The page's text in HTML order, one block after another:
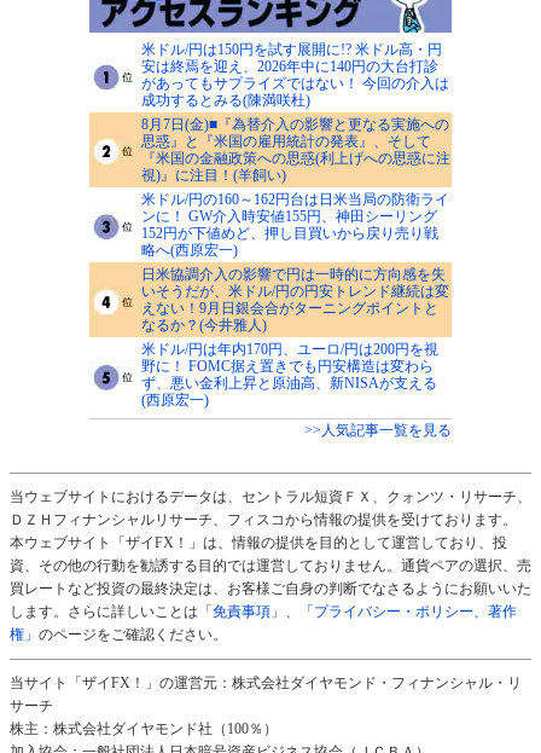
米ドル/円は150円を試す展開に!? 米ドル高・円
安は終焉を迎え、2026年中に140円の大台打診
があってもサプライズではない！ 今回の介入は
成功するとみる(陳満咲杜)
8月7日(金)■『為替介入の影響と更なる実施への
思惑』と『米国の雇用統計の発表』、そして
『米国の金融政策への思惑(利上げへの思惑に注
視)』に注目！(羊飼い)
米ドル/円の160～162円台は日米当局の防衛ライ
ンに！ GW介入時安値155円、神田シーリング
152円が下値めど、押し目買いから戻り売り戦
略へ(西原宏一)
日米協調介入の影響で円は一時的に方向感を失
いそうだが、米ドル/円の円安トレンド継続は変
えない！9月日銀会合がターニングポイントと
なるか？(今井雅人)
米ドル/円は年内170円、ユーロ/円は200円を視
野に！ FOMC据え置きでも円安構造は変わら
ず、悪い金利上昇と原油高、新NISAが支える
(西原宏一)
>>人気記事一覧を見る
当ウェブサイトにおけるデータは、セントラル短資ＦＸ、クォンツ・リサーチ、
ＤＺＨフィナンシャルリサーチ、フィスコから情報の提供を受けております。
本ウェブサイト「ザイFX！」は、情報の提供を目的として運営しており、投
資、その他の行動を勧誘する目的では運営しておりません。通貨ペアの選択、売
買レートなど投資の最終決定は、お客様ご自身の判断でなさるようにお願いいた
します。さらに詳しいことは 「免責事項」
「プライバシー・ポリシー、著作
権」 のページをご確認ください。
当サイト「ザイFX！」の運営元：株式会社ダイヤモンド・フィナンシャル・リ
サーチ
株主：株式会社ダイヤモンド社（100％）